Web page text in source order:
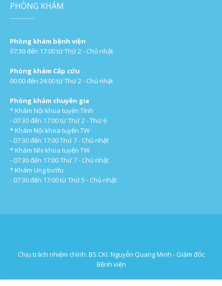
PHÒNG KHÁM
Phòng khám bệnh viện
07:30 đến 17:00 từ Thứ 2 - Chủ nhật
Phòng khám Cấp cứu
00:00 đến 24:00 từ Thứ 2 - Chủ nhật
Phòng khám chuyên gia
* Khám Nội khoa tuyến Tỉnh
- 07:30 đến 17:00 từ Thứ 2 - Thứ 6
* Khám Nội khoa tuyến TW
- 07:30 đến 17:00 Thứ 7 - Chủ nhật
* Khám Nhi khoa tuyến TW
- 07:30 đến 17:00 Thứ 7 - Chủ nhật
* Khám Ung bướu
- 07:30 đến 17:00 từ Thứ 5 - Chủ nhật
Chịu trách nhiệm chính: BS.CKI. Nguyễn Quang Minh - Giám đốc
Bệnh viện